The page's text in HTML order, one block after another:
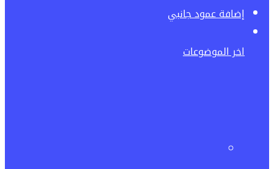
إضافة عمود جانبي
اخر الموضوعات